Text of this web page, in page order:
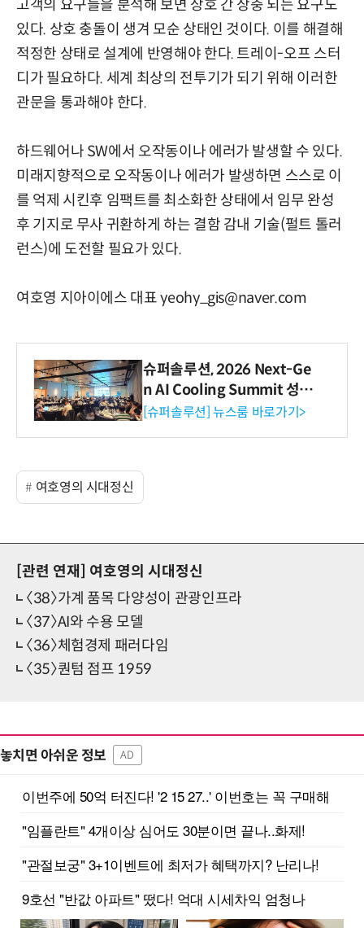
고객의 요구들을 분석해 보면 상호 간 상충 되는 요구도
있다. 상호 충돌이 생겨 모순 상태인 것이다. 이를 해결해
적정한 상태로 설계에 반영해야 한다. 트레이-오프 스터
디가 필요하다. 세계 최상의 전투기가 되기 위해 이러한
관문을 통과해야 한다.
하드웨어나 SW에서 오작동이나 에러가 발생할 수 있다.
미래지향적으로 오작동이나 에러가 발생하면 스스로 이
를 억제 시킨후 임팩트를 최소화한 상태에서 임무 완성
후 기지로 무사 귀환하게 하는 결함 감내 기술(펄트 톨러
런스)에 도전할 필요가 있다.
여호영 지아이에스 대표 yeohy_gis@naver.com
슈퍼솔루션, 2026 Next-Ge
n AI Cooling Summit 성황
리 성료
[슈퍼솔루션] 뉴스룸 바로가기>
여호영의 시대정신
[관련 연재] 여호영의 시대정신
〈38〉가계 품목 다양성이 관광인프라
〈37〉AI와 수용 모델
〈36〉체험경제 패러다임
〈35〉퀀텀 점프 1959
놓치면 아쉬운 정보 AD